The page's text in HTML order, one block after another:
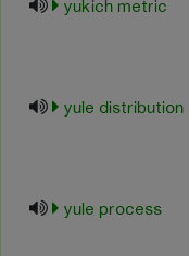
yukich metric
yule distribution
yule process